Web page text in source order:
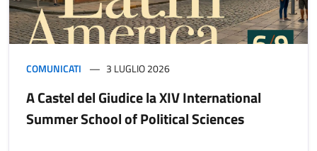
COMUNICATI 3 LUGLIO 2026
A Castel del Giudice la XIV International
Summer School of Political Sciences